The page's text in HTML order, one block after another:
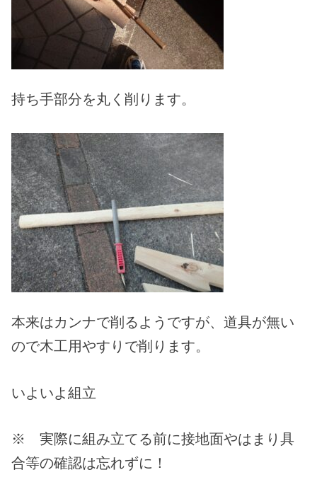
持ち手部分を丸く削ります。
本来はカンナで削るようですが、道具が無い
ので木工用やすりで削ります。
いよいよ組立
※ 実際に組み立てる前に接地面やはまり具
合等の確認は忘れずに！